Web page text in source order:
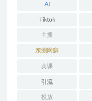
AI
Tiktok
主播
亲测网赚
卖课
引流
投放